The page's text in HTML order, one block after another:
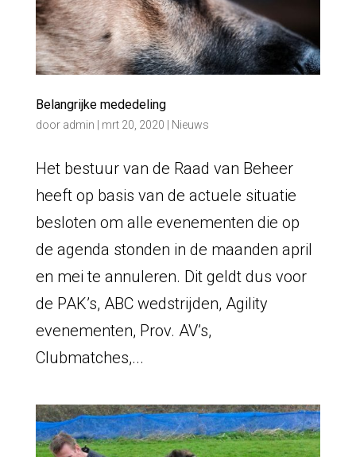
Belangrijke mededeling
door admin mrt 20, 2020 Nieuws
Het bestuur van de Raad van Beheer
heeft op basis van de actuele situatie
besloten om alle evenementen die op
de agenda stonden in de maanden april
en mei te annuleren. Dit geldt dus voor
de PAK’s, ABC wedstrijden, Agility
evenementen, Prov. AV’s,
Clubmatches,...